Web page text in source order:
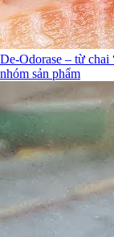
De-Odorase – từ chai
nhóm sản phẩm